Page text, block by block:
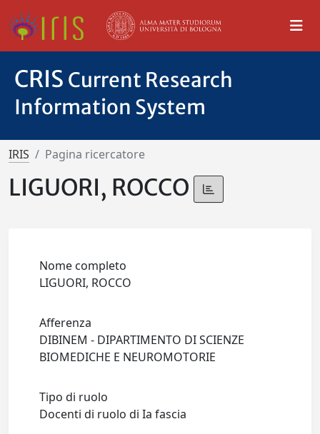
CRIS Current Research
Information System
IRIS Pagina ricercatore
LIGUORI, ROCCO
Nome completo
LIGUORI, ROCCO
Afferenza
DIBINEM - DIPARTIMENTO DI SCIENZE
BIOMEDICHE E NEUROMOTORIE
Tipo di ruolo
Docenti di ruolo di Ia fascia